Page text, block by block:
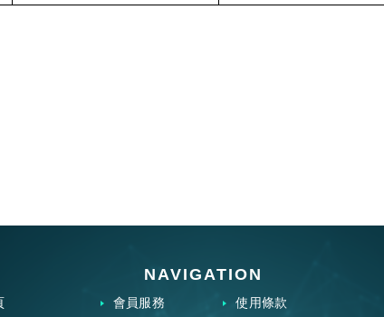
NAVIGATION
會員服務 使用條款